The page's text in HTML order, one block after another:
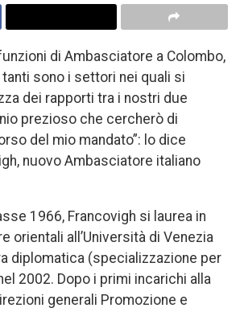
di Ambasciatore a Colombo,
sono i settori nei quali si
dei rapporti tra i nostri due
prezioso che cercherò di
del mio mandato”: lo dice
nuovo Ambasciatore italiano
1966, Francovigh si laurea in
orientali all’Università di Venezia
diplomatica (specializzazione per
2002. Dopo i primi incarichi alla
generali Promozione e